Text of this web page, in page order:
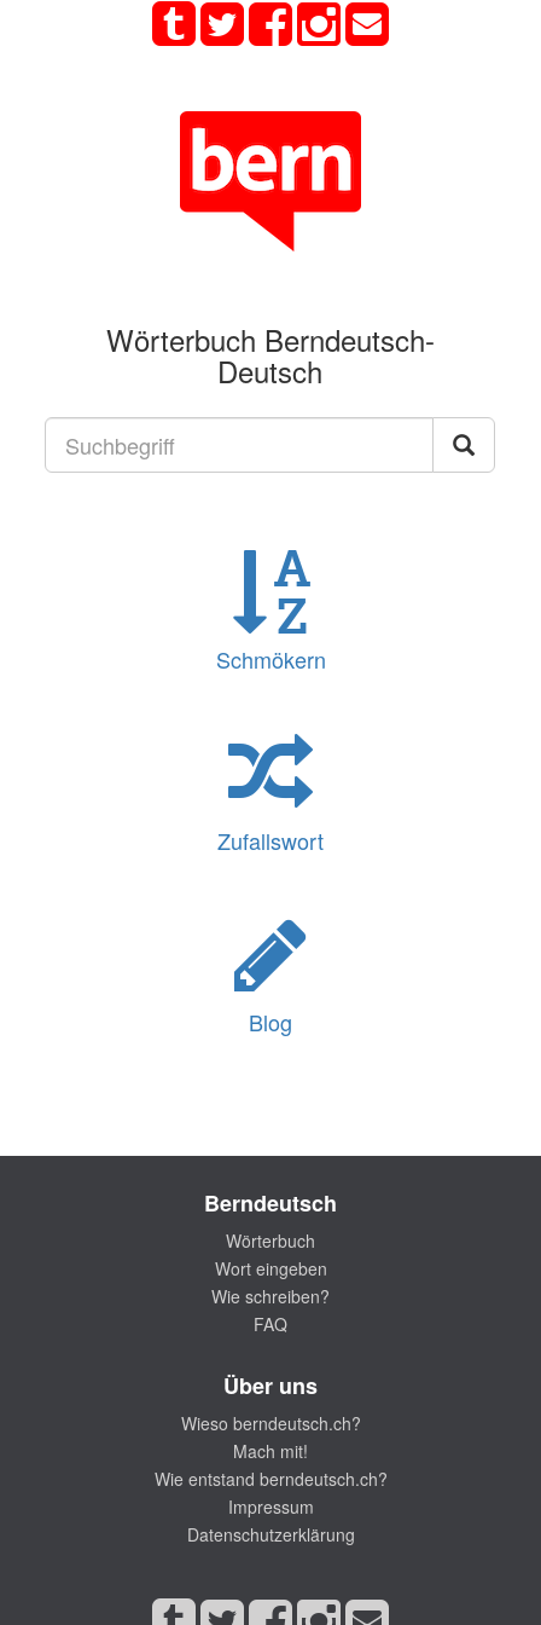
Wörterbuch Berndeutsch-
Deutsch
Schmökern
Zufallswort
Blog
Berndeutsch
Wörterbuch
Wort eingeben
Wie schreiben?
FAQ
Über uns
Wieso berndeutsch.ch?
Mach mit!
Wie entstand berndeutsch.ch?
Impressum
Datenschutzerklärung